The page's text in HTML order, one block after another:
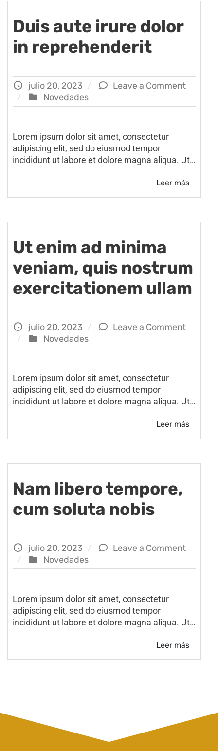
Duis aute irure dolor
in reprehenderit
julio 20, 2023
Leave a Comment
Novedades
Lorem ipsum dolor sit amet, consectetur
adipiscing elit, sed do eiusmod tempor
incididunt ut labore et dolore magna aliqua. Ut…
Leer más
Ut enim ad minima
veniam, quis nostrum
exercitationem ullam
julio 20, 2023
Leave a Comment
Novedades
Lorem ipsum dolor sit amet, consectetur
adipiscing elit, sed do eiusmod tempor
incididunt ut labore et dolore magna aliqua. Ut…
Leer más
Nam libero tempore,
cum soluta nobis
julio 20, 2023
Leave a Comment
Novedades
Lorem ipsum dolor sit amet, consectetur
adipiscing elit, sed do eiusmod tempor
incididunt ut labore et dolore magna aliqua. Ut…
Leer más